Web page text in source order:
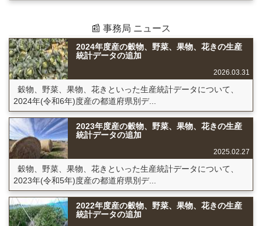
📰 事務局 ニュース
2024年度産の穀物、野菜、果物、花きの生産
統計データの追加
2026.03.31
穀物、野菜、果物、花きといった生産統計データについて、
2024年(令和6年)度産の都道府県別デ...
2023年度産の穀物、野菜、果物、花きの生産
統計データの追加
2025.02.27
穀物、野菜、果物、花きといった生産統計データについて、
2023年(令和5年)度産の都道府県別デ...
2022年度産の穀物、野菜、果物、花きの生産
統計データの追加